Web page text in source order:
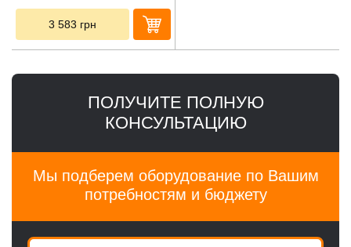
3 583 грн
ПОЛУЧИТЕ ПОЛНУЮ
КОНСУЛЬТАЦИЮ
Мы подберем оборудование по Вашим
потребностям и бюджету